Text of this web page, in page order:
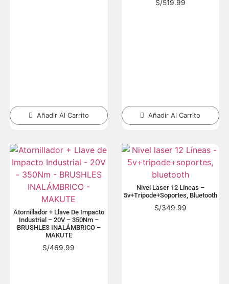
Añadir Al Carrito
S/519.99
Añadir Al Carrito
Atornillador + Llave De Impacto
Industrial – 20V – 350Nm –
BRUSHLES INALÁMBRICO –
MAKUTE
S/469.99
Nivel Laser 12 Líneas –
5v+tripode+soportes, Bluetooth
S/349.99